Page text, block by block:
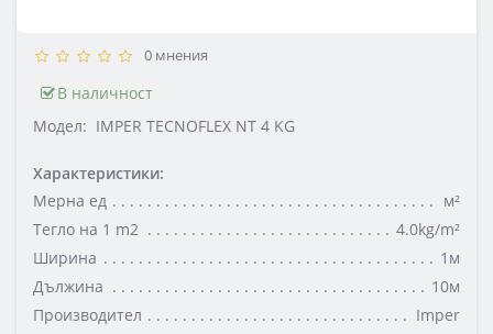
0 мнения
В наличност
Модел: IMPER TECNOFLEX NT 4 KG
Характеристики:
Мерна ед
м²
Тегло на 1 m2
4.0kg/m²
Ширина
1м
Дължина
10м
Производител
Imper